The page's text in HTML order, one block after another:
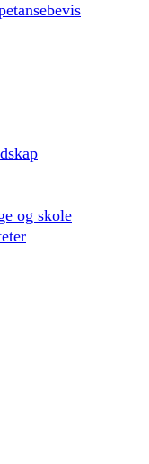
og skole